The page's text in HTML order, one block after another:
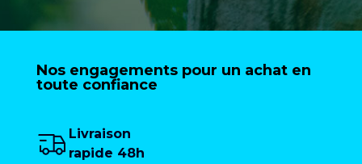
Nos engagements pour un achat en
toute confiance
Livraison
rapide 48h